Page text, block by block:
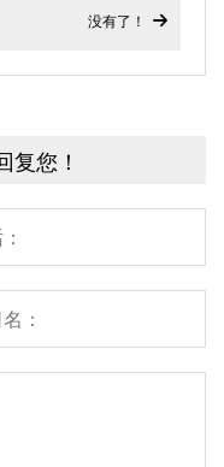

没有了！
复您！